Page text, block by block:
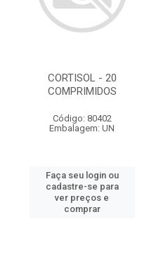
CORTISOL - 20
COMPRIMIDOS
Código: 80402
Embalagem: UN
Faça seu login ou
cadastre-se para
ver preços e
comprar